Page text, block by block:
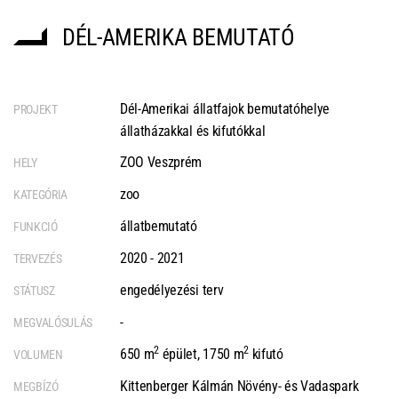
DÉL-AMERIKA BEMUTATÓ
PROJEKT
Dél-Amerikai állatfajok bemutatóhelye
állatházakkal és kifutókkal
HELY ZOO Veszprém
KATEGÓRIA zoo
FUNKCIÓ állatbemutató
TERVEZÉS 2020 - 2021
STÁTUSZ engedélyezési terv
MEGVALÓSULÁS -
VOLUMEN 650 m2 épület, 1750 m2kifutó
MEGBÍZÓ
Kittenberger Kálmán Növény- és Vadaspark